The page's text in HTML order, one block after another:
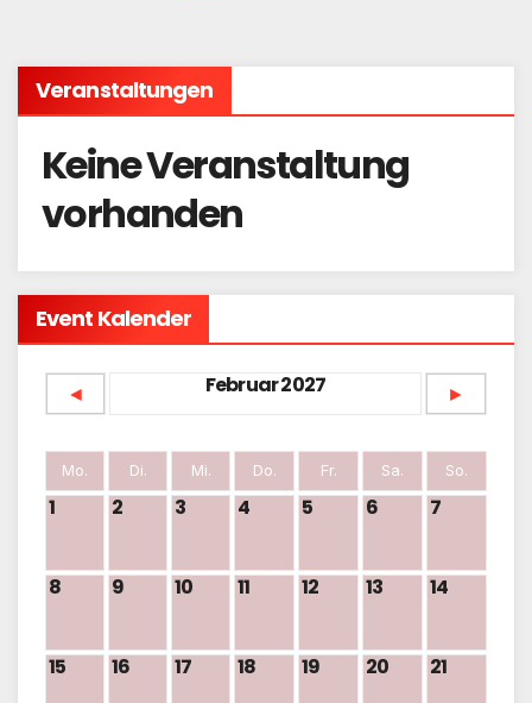
Beiträge
Veranstaltungen
Keine Veranstaltung
vorhanden
Event Kalender
◄ Februar 2027 ►
Mo. Di. Mi. Do. Fr. Sa. So.
1 2 3 4 5 6 7
8 9 10 11 12 13 14
15 16 17 18 19 20 21